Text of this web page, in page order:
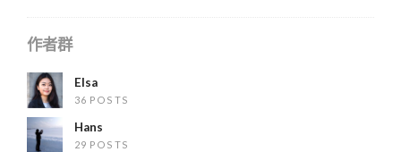
作者群
Elsa
36 POSTS
Hans
29 POSTS